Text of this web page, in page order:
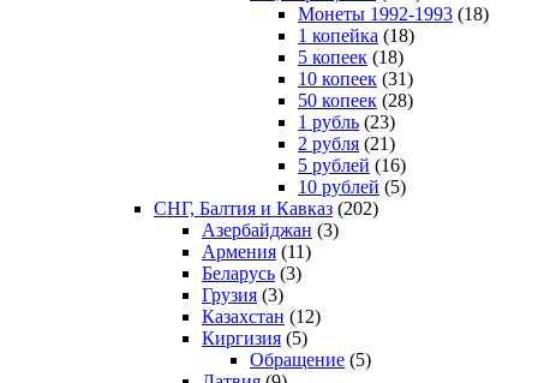
Монеты 1992-1993 (18)
1 копейка (18)
5 копеек (18)
10 копеек (31)
50 копеек (28)
1 рубль (23)
2 рубля (21)
5 рублей (16)
10 рублей (5)
СНГ, Балтия и Кавказ (202)
Азербайджан (3)
Армения (11)
Беларусь (3)
Грузия (3)
Казахстан (12)
Киргизия (5)
Обращение (5)